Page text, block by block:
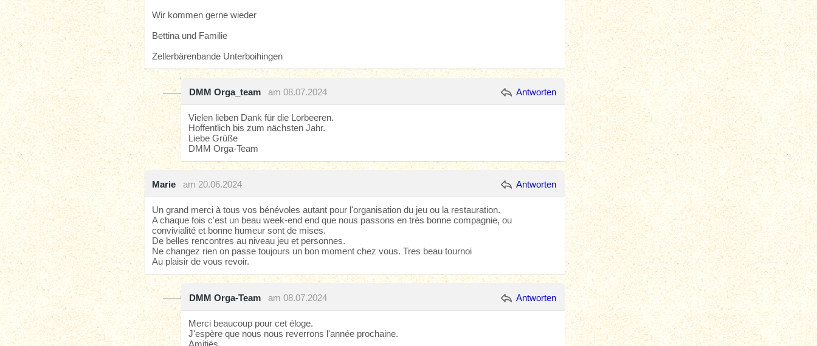
Wir kommen gerne wieder
Bettina und Familie
Zellerbärenbande Unterboihingen
DMM Orga_team am 08.07.2024 Antworten
Vielen lieben Dank für die Lorbeeren.
Hoffentlich bis zum nächsten Jahr.
Liebe Grüße
DMM Orga-Team
Marie am 20.06.2024 Antworten
Un grand merci à tous vos bénévoles autant pour l'organisation du jeu ou la restauration.
A chaque fois c'est un beau week-end end que nous passons en très bonne compagnie, ou
convivialité et bonne humeur sont de mises.
De belles rencontres au niveau jeu et personnes.
Ne changez rien on passe toujours un bon moment chez vous. Tres beau tournoi
Au plaisir de vous revoir.
DMM Orga-Team am 08.07.2024 Antworten
Merci beaucoup pour cet éloge.
J'espère que nous nous reverrons l'année prochaine.
Amitiés